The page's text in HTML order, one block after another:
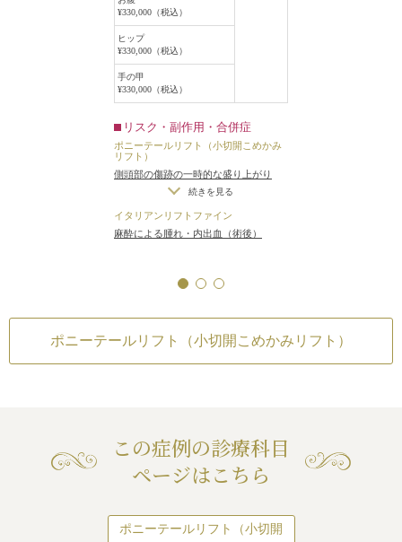
¥330,000（税込）
ヒップ
¥330,000（税込）
手の甲
¥330,000（税込）
リスク・副作用・合併症
ポニーテールリフト（小切開こめかみ
リフト）
側頭部の傷跡の一時的な盛り上がり
（術後／効果に影響はありません）
続きを見る
イタリアンリフトファイン
麻酔による腫れ・内出血（術後）
ポニーテールリフト（小切開こめかみリフト）
この症例の診療科目
ページはこちら
ポニーテールリフト（小切開